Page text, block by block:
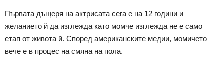
Първата дъщеря на актрисата сега е на 12 години и
желанието й да изглежда като момче изглежда не е само
етап от живота й. Според американските медии, момичето
вече е в процес на смяна на пола.